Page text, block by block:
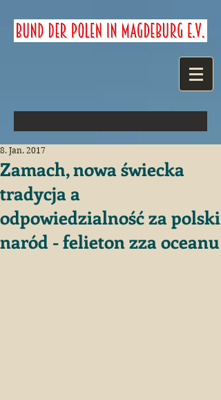
Zamach, nowa świecka
tradycja a
odpowiedzialność za polski
naród - felieton zza oceanu
8. Jan. 2017